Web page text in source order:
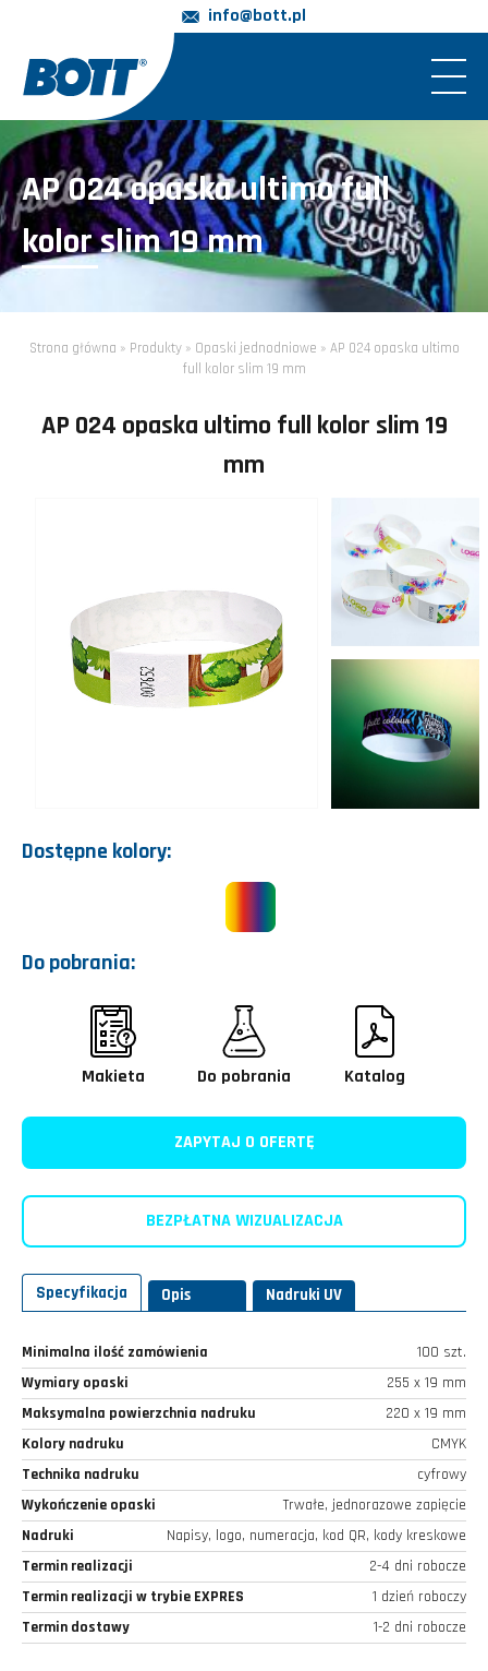
info@bott.pl
AP 024 opaska ultimo full
kolor slim 19 mm
Strona główna » Produkty» Opaski jednodniowe » AP 024 opaska ultimo
full kolor slim 19 mm
AP 024 opaska ultimo full kolor slim 19
mm
Dostępne kolory:
Do pobrania:
Makieta Do pobrania Katalog
ZAPYTAJ O OFERTĘ
BEZPŁATNA WIZUALIZACJA
Specyfikacja Opis Nadruki UV
Minimalna ilość zamówienia
100 szt.
Wymiary opaski
255 x 19 mm
Maksymalna powierzchnia nadruku
220 x 19 mm
Kolory nadruku
CMYK
Technika nadruku
cyfrowy
Wykończenie opaski
Trwałe, jednorazowe zapięcie
Nadruki
Napisy, logo, numeracja, kod QR, kody kreskowe
Termin realizacji
2-4 dni robocze
Termin realizacji w trybie EXPRES
1 dzień roboczy
Termin dostawy
1-2 dni robocze